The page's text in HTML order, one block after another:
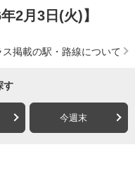
2月3日(火)】
掲載の駅・路線について
す
今週末